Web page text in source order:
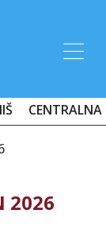
CENTRALNA
2026